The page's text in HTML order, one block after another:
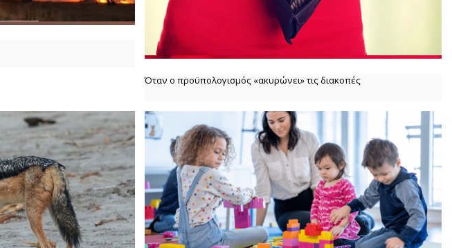
Όταν ο προϋπολογισμός «ακυρώνει» τις διακοπές